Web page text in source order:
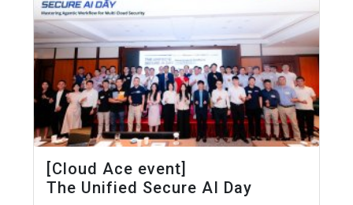
[Cloud Ace event]
The Unified Secure AI Day